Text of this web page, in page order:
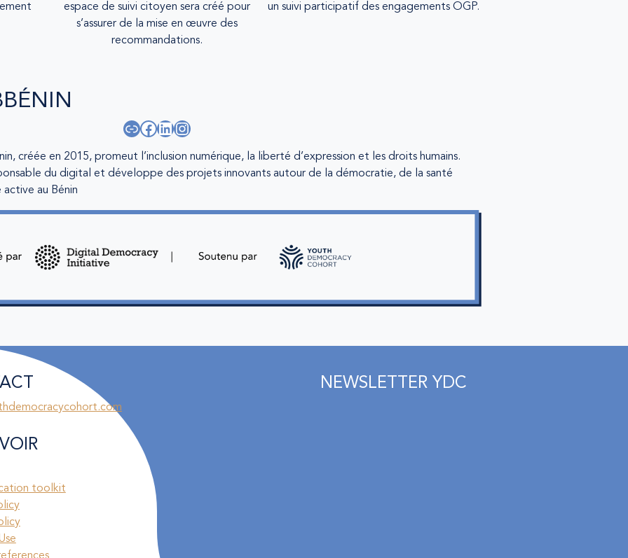
espace de suivi citoyen sera créé pour
s’assurer de la mise en œuvre des
recommandations.
un suivi participatif des engagements OGP.
Lien Facebook LinkedIn Instagram
créée en 2015, promeut l’inclusion numérique, la liberté d’expression et les droits humains.
du digital et développe des projets innovants autour de la démocratie, de la santé
au Bénin
toolkit
NEWSLETTER YDC